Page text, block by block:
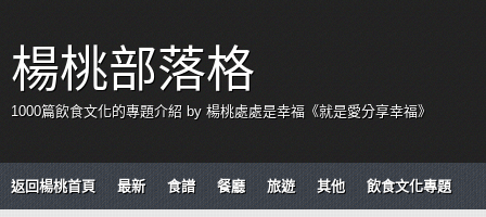
楊桃部落格
1000篇飲食文化的專題介紹 by 楊桃處處是幸福《就是愛分享幸福》
返回楊桃首頁 最新 食譜 餐廳 旅遊 其他 飲食文化專題